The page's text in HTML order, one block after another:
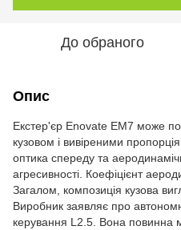
До обраного
Опис
Екстер'єр Enovate EM7 може
кузовом і вивіреними
оптика спереду та
агресивності. Коефіцієнт
Загалом, композиція кузова
Виробник заявляє про
керування L2.5. Вона повинна